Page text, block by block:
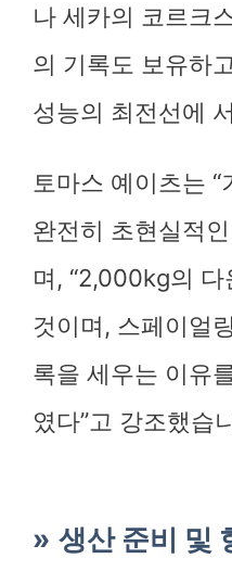
나 세카의 코르크
의 기록도 보유하
성능의 최전선에
토마스 예이츠는
완전히 초현실적
며, “2,000kg의
것이며, 스페이얼
록을 세우는 이유
였다”고 강조했습
생산 준비 및